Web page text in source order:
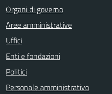
Organi di governo
Aree amministrative
Uffici
Enti e fondazioni
Politici
Personale amministrativo